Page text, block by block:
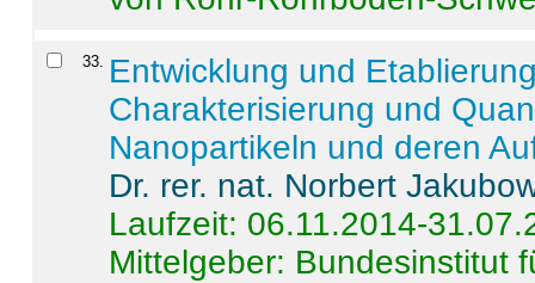
33. Entwicklung und
Charakterisierung und
Nanopartikeln und deren
Dr. rer. nat. Norbert
Laufzeit: 06.11.2014-
Mittelgeber: Bundesinstitut